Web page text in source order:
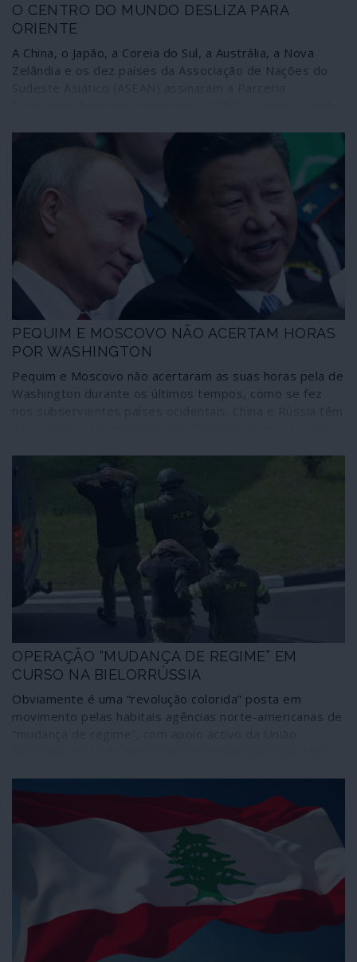
O CENTRO DO MUNDO DESLIZA PARA
ORIENTE
A China, o Japão, a Coreia do Sul, a Austrália, a Nova
Zelândia e os dez países da Associação de Nações do
30% da economia mundial e 2200 milhões de pessoas.
Trata-se de uma grande plataforma que poderá
intersectar-se com várias outras entidades regionais da
geoeconomia mas também da geopolítica. A
comunicação corporativa praticamente não deu por isso,
a não ser para dizer que se trata de mais uma arma da
China contra “o Ocidente”. Um “Ocidente” que continua a
olhar-se como o centro do mundo – e a comportar-se
colonialmente como tal. Enquanto ele, o centro do
mundo, continua a deslizar inapelavelmente para
Oriente.
PEQUIM E MOSCOVO NÃO ACERTAM HORAS
POR WASHINGTON
Pequim e Moscovo não acertaram as suas horas pela de
Washington durante os últimos tempos, como se fez
Enquanto decorria o duelo de sociopatas nos Estados
Unidos, o Comité Central do Partido Comunista da China
apreciou o plano quinquenal até 2025, decisivo no
caminho do país para a autossuficiência económica ao
mais elevado nível tecnológico. E o “pragmatismo” de
Moscovo afinou-se em debates como alternativa aos
reconhecidos fracassos neoliberais no Ocidente. São
opções próprias que estão a traçar outros caminhos não
coincidentes com os do decadente império.
OPERAÇÃO “MUDANÇA DE REGIME” EM
CURSO NA BIELORRÚSSIA
Obviamente é uma “revolução colorida” posta em
movimento pelas habitais agências norte-americanas de
durante mais de vinte anos na Venezuela, na Nicarágua
e, claro, sobretudo na Praça Maidan, em Kiev. Não se
trata, mais uma vez, de instaurar a “democracia”, como
proclamam os manifestantes, certamente muitos na sua
ingenuidade manipulada por eficazes e dispendiosos
instrumentos de propaganda; pretende-se criar um
regime ao serviço do Departamento de Estado de
Washington, de Bruxelas e da NATO para instalar um
novo posto avançado do cerco à Federação Russa nas